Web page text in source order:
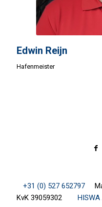
Edwin Reijn
Hafenmeister
+31 (0) 527 652797
KvK 39059302